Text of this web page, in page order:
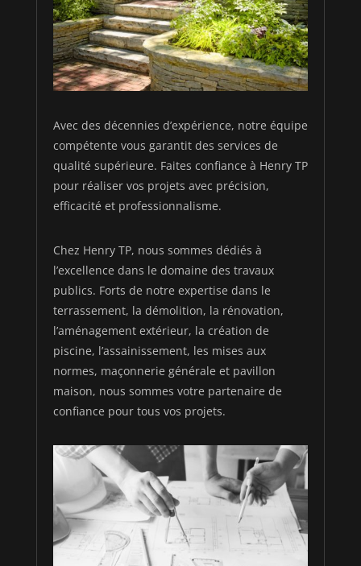
Avec des décennies d’expérience, notre équipe
compétente vous garantit des services de
qualité supérieure. Faites confiance à Henry TP
pour réaliser vos projets avec précision,
efficacité et professionnalisme.
Chez Henry TP, nous sommes dédiés à
l’excellence dans le domaine des travaux
publics. Forts de notre expertise dans le
terrassement, la démolition, la rénovation,
l’aménagement extérieur, la création de
piscine, l’assainissement, les mises aux
normes, maçonnerie générale et pavillon
maison, nous sommes votre partenaire de
confiance pour tous vos projets.